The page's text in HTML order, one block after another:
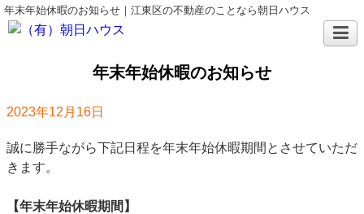
年末年始休暇のお知らせ｜江東区の不動産のことなら朝日ハウス
年末年始休暇のお知らせ
2023年12月16日
誠に勝手ながら下記日程を年末年始休暇期間とさせていただ
きます。
【年末年始休暇期間】